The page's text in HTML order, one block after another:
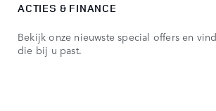
ACTIES & FINANCE
Bekijk onze nieuwste special offers en
die bij u past.